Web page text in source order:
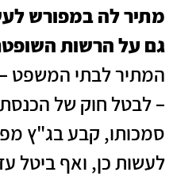
מתיר לה במפורש
גם על הרשות
המתיר לבתי המשפט –
– לבטל חוק של
סמכותו, קבע בג"ץ
לעשות כן, ואף ביטל